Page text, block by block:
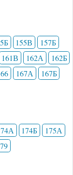
155В
157Б
161В 162А
162Б
167А
167Б
174Б
175А